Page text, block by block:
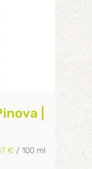
|
€ / 100 ml